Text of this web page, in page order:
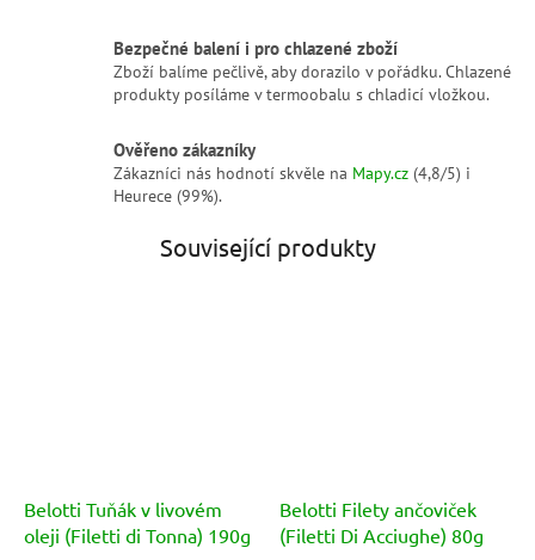
Bezpečné balení i pro chlazené zboží
Zboží balíme pečlivě, aby dorazilo v pořádku. Chlazené
produkty posíláme v termoobalu s chladicí vložkou.
Ověřeno zákazníky
Zákazníci nás hodnotí skvěle na Mapy.cz (4,8/5) i
Heurece (99%).
Související produkty
Belotti Tuňák v livovém
oleji (Filetti di Tonna) 190g
Belotti Filety ančoviček
(Filetti Di Acciughe) 80g